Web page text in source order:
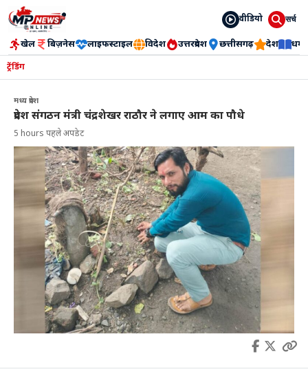
वीडियो सर्च
खेल बिज़नेस लाइफस्टाइल विदेश उत्तरप्रदेश छत्तीसगढ़ देश धर्म
ट्रेंडिंग
मध्य प्रदेश
प्रदेश संगठन मंत्री चंद्रशेखर राठौर ने लगाए आम का पौधे
5 hours पहले अपडेट